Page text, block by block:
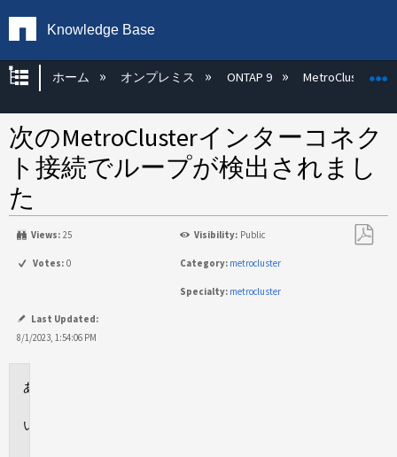
Knowledge Base
グローバル階層を展開/折りたたむ
ホーム オンプレミス ONTAP 9 MetroCluster
次のMetroClusterインターコネク
ト接続でループが検出されまし
た
Views: 25 Visibility: Public
Votes: 0 Category: metrocluster
Specialty: metrocluster
Last Updated:
8/1/2023, 1:54:06 PM